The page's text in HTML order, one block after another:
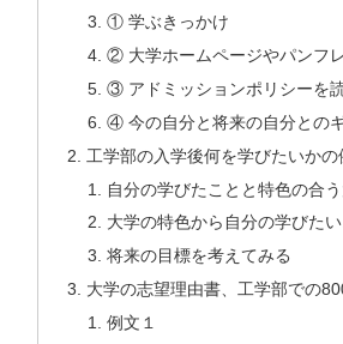
① 学ぶきっかけ
② 大学ホームページやパンフ
③ アドミッションポリシーを
④ 今の自分と将来の自分との
工学部の入学後何を学びたいかの
自分の学びたことと特色の合
大学の特色から自分の学びた
将来の目標を考えてみる
大学の志望理由書、工学部での
例文１